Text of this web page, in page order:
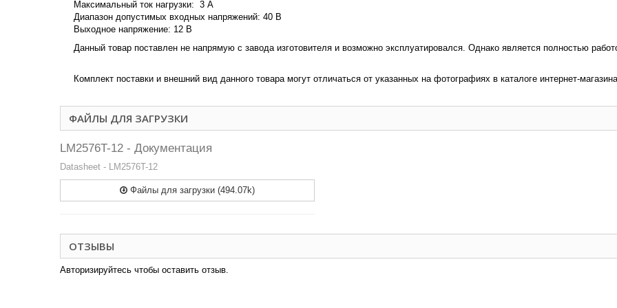
Максимальный ток нагрузки: 3 А
Диапазон допустимых входных напряжений: 40 В
Выходное напряжение: 12 В
Данный товар поставлен не напрямую с завода изготовителя и возможно эксплуатировался. Однако является полностью
Комплект поставки и внешний вид данного товара могут отличаться от указанных на фотографиях в каталоге интернет-магазина.
ФАЙЛЫ ДЛЯ ЗАГРУЗКИ
LM2576T-12 - Документация
Datasheet - LM2576T-12
Файлы для загрузки (494.07k)
ОТЗЫВЫ
Авторизируйтесь чтобы оставить отзыв.